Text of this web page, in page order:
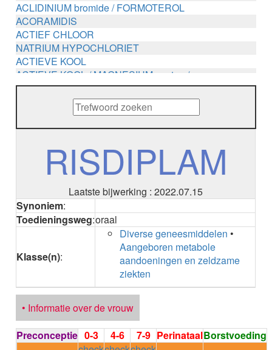
ACLIDINIUM bromide / FORMOTEROL
ACORAMIDIS
ACTIEF CHLOOR
NATRIUM HYPOCHLORIET
ACTIEVE KOOL
ACTIEVE KOOL / MAGNESIUM zouten /
METHENAMINE
ADALIMUMAB
ADAPALEEN
ADAPALEEN / BENZOYLPEROXIDE
ADENOSINE
AESCINE
AFLIBERCEPT intravitreaal
AFLIBERCEPT parenteraal
AGOMELATINE
ALBUTREPENONACOG ALFA
Stollingsfactor IX; Factor IX
ALCOHOL
ETHANOL
ALECTINIB
RISDIPLAM
Laatste bijwerking : 2022.07.15
Synoniem:
Toedieningsweg:oraal
Klasse(n):
Diverse geneesmiddelen •
Aangeboren metabole
aandoeningen en zeldzame
ziekten
• Informatie over de vrouw
Preconceptie 0-3 4-6 7-9 PerinataalBorstvoeding